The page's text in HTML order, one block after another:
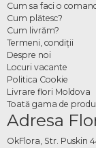
Cum sa faci o
Cum plătesc?
Cum livrăm?
Termeni, condiţii
Despre noi
Locuri vacante
Politica Cookie
Livrare flori Moldova
Toată gama de
Adresa
OkFlora, Str. Puskin